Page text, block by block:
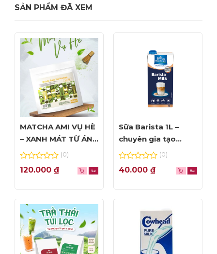
SẢN PHẨM ĐÃ XEM
MATCHA AMI VỤ HÈ
– XANH MÁT TỪ ÁNH
NHÌN ĐẦU TIÊN
0
out
5
(0)
120.000 ₫
Sữa Barista 1L –
chuyên gia tạo
Foam đỉnh cao
0
out
5
(0)
40.000 ₫